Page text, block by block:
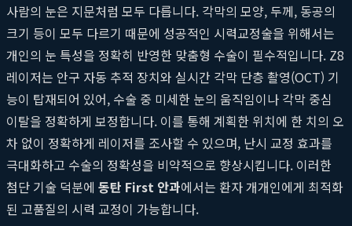
사람의 눈은 지문처럼 모두 다릅니다. 각막의 모양, 두께, 동공의
크기 등이 모두 다르기 때문에 성공적인 시력교정술을 위해서는
개인의 눈 특성을 정확히 반영한 맞춤형 수술이 필수적입니다. Z8
레이저는 안구 자동 추적 장치와 실시간 각막 단층 촬영(OCT) 기
능이 탑재되어 있어, 수술 중 미세한 눈의 움직임이나 각막 중심
이탈을 정확하게 보정합니다. 이를 통해 계획한 위치에 한 치의 오
차 없이 정확하게 레이저를 조사할 수 있으며, 난시 교정 효과를
극대화하고 수술의 정확성을 비약적으로 향상시킵니다. 이러한
첨단 기술 덕분에 동탄 First 안과에서는 환자 개개인에게 최적화
된 고품질의 시력 교정이 가능합니다.